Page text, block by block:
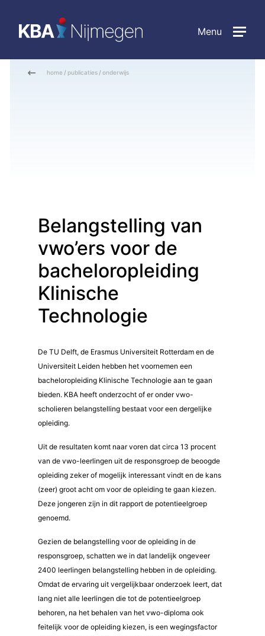
Menu
home / publicaties /onderwijs
Belangstelling van
vwo’ers voor de
bacheloropleiding
Klinische
Technologie
De TU Delft, de Erasmus Universiteit Rotterdam en de
Universiteit Leiden hebben het voornemen een
bacheloropleiding Klinische Technologie aan te gaan
bieden. KBA heeft onderzocht of er onder vwo-
scholieren belangstelling bestaat voor een dergelijke
opleiding.
Uit de resultaten komt naar voren dat circa 13 procent
van de vwo-leerlingen uit de responsgroep de beoogde
opleiding zeker of mogelijk interessant vindt en de kans
(zeer) groot acht om voor de opleiding te gaan kiezen.
Deze jongeren zijn in dit rapport de potentieelgroep
genoemd.
Gezien de belangstelling voor de opleiding in de
responsgroep, schatten we in dat landelijk ongeveer
2400 leerlingen belangstelling hebben in de opleiding.
Omdat de ervaring uit vergelijkbaar onderzoek leert, dat
lang niet alle leerlingen die tot de potentieelgroep
behoren, na het behalen van het vwo-diploma ook
feitelijk voor de opleiding kiezen, is een wegingsfactor